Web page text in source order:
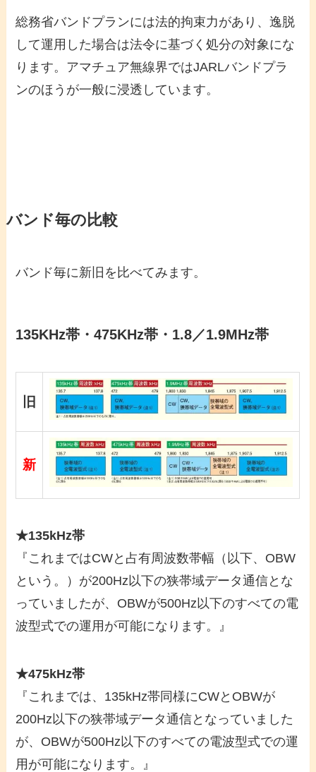
総務省バンドプランには法的拘束力があり、逸脱
して運用した場合は法令に基づく処分の対象にな
ります。アマチュア無線界ではJARLバンドプラ
ンのほうが一般に浸透しています。
バンド毎の比較
バンド毎に新旧を比べてみます。
135KHz帯・475KHz帯・1.8／1.9MHz帯
旧
新
★135kHz帯
『これまではCWと占有周波数帯幅（以下、OBW
という。）が200Hz以下の狭帯域データ通信とな
っていましたが、OBWが500Hz以下のすべての電
波型式での運用が可能になります。』
★475kHz帯
『これまでは、135kHz帯同様にCWとOBWが
200Hz以下の狭帯域データ通信となっていました
が、OBWが500Hz以下のすべての電波型式での運
用が可能になります。』